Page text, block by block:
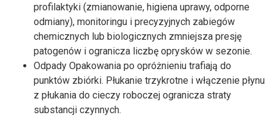
profilaktyki (zmianowanie, higiena uprawy, odporne
odmiany), monitoringu i precyzyjnych zabiegów
chemicznych lub biologicznych zmniejsza presję
patogenów i ogranicza liczbę oprysków w sezonie.
Odpady Opakowania po opróżnieniu trafiają do
punktów zbiórki. Płukanie trzykrotne i włączenie płynu
z płukania do cieczy roboczej ogranicza straty
substancji czynnych.